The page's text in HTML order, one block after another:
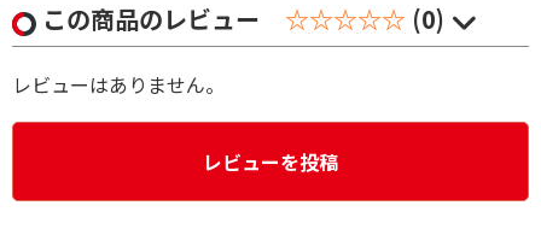
この商品のレビュー ☆☆☆☆☆ (0)
レビューはありません。
レビューを投稿